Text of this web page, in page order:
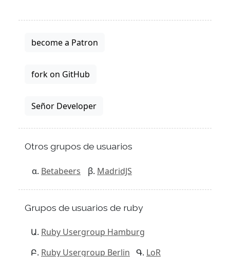
become a Patron
fork on GitHub
Señor Developer
Otros grupos de usuarios
Betabeers MadridJS
Grupos de usuarios de ruby
Ruby Usergroup Hamburg
Ruby Usergroup Berlin
LoR